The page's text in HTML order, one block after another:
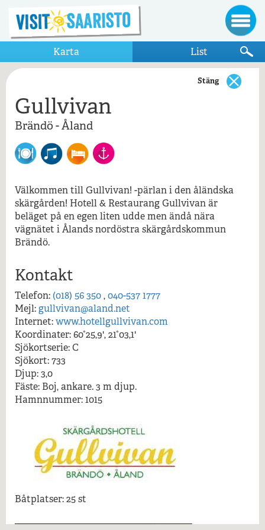
Karta List
Visa bara destinationer som visas på kartan
Brändö - Åland
Gullvivan
Restaurang Gullvivan
Gullvivan , Åland, Brändö
Stäng
Gullvivan
Brändö - Åland
Välkommen till Gullvivan! -pärlan i den åländska
skärgården! Hotell & Restaurang Gullvivan är
beläget på en egen liten udde men ändå nära
vägnätet i Ålands nordöstra skärgårdskommun
Brändö.
Kontakt
Telefon: (018) 56 350,040-537 1777
Mejl: gullvivan@aland.net
Internet:www.hotellgullvivan.com
Koordinater: 60°25,9', 21°03,1'
Sjökortserie: C
Sjökort: 733
Djup: 3,0
Fäste: Boj, ankare. 3 m djup.
Hamnnummer: 1015
Båtplatser: 25 st